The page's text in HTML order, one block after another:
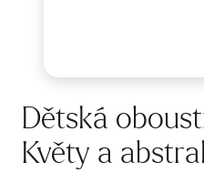
Dětská
Květy a